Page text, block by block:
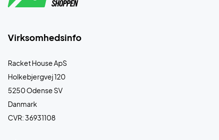
Virksomhedsinfo
Racket House ApS
Holkebjergvej 120
5250 Odense SV
Danmark
CVR: 36931108